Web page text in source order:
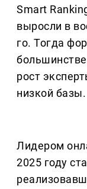
Smart
выросли в
го. Тогда
рост
низкой базы.
Лидером
2025 году